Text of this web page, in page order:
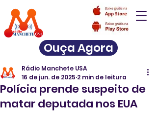
Ouça Agora
Polícia prende suspeito de
matar deputada nos EUA
Rádio Manchete USA
16 de jun. de 2025 2 min de leitura